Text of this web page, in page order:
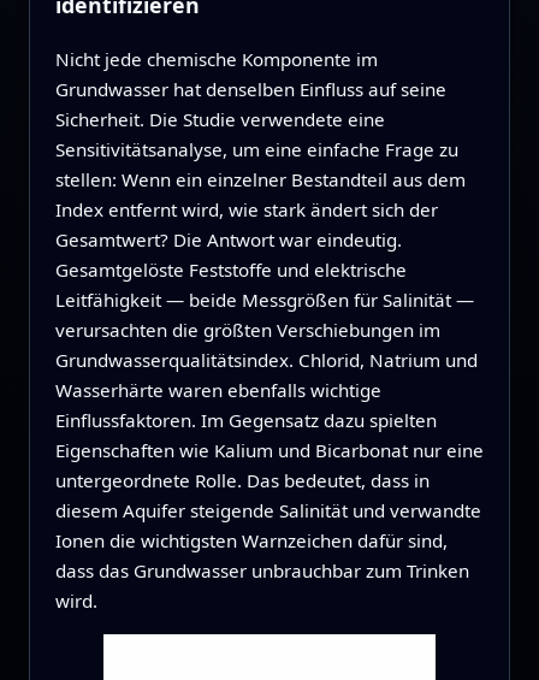
Nicht jede chemische Komponente im
Grundwasser hat denselben Einfluss auf seine
Sicherheit. Die Studie verwendete eine
Sensitivitätsanalyse, um eine einfache Frage zu
stellen: Wenn ein einzelner Bestandteil aus dem
Index entfernt wird, wie stark ändert sich der
Gesamtwert? Die Antwort war eindeutig.
Gesamtgelöste Feststoffe und elektrische
Leitfähigkeit — beide Messgrößen für Salinität —
verursachten die größten Verschiebungen im
Grundwasserqualitätsindex. Chlorid, Natrium und
Wasserhärte waren ebenfalls wichtige
Einflussfaktoren. Im Gegensatz dazu spielten
Eigenschaften wie Kalium und Bicarbonat nur eine
untergeordnete Rolle. Das bedeutet, dass in
diesem Aquifer steigende Salinität und verwandte
Ionen die wichtigsten Warnzeichen dafür sind,
dass das Grundwasser unbrauchbar zum Trinken
wird.